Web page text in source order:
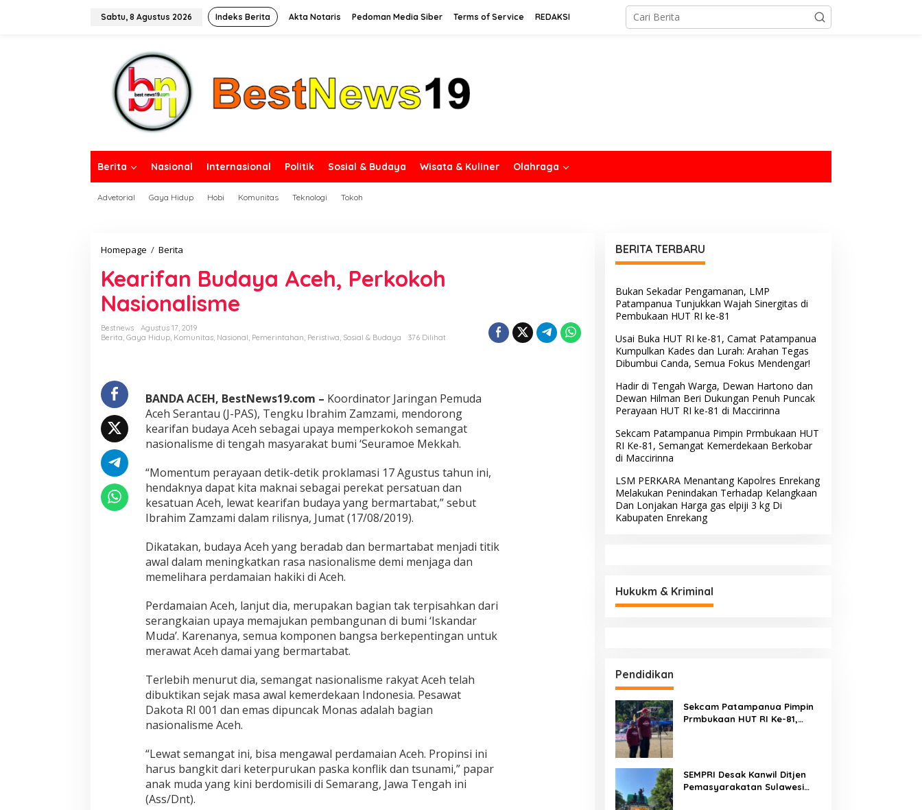
Sabtu, 8 Agustus 2026 Indeks Berita Akta Notaris Pedoman Media Siber Terms of Service REDAKSI
Berita Nasional Internasional Politik Sosial & Budaya Wisata & Kuliner Olahraga
Advetorial Gaya Hidup Hobi Komunitas Teknologi Tokoh
Homepage / Berita
a
i
f
a
n
y
a
c
e
,
P
r
k
k
o
h
N
s
i
o
n
a
i
s
m
e
Kearifan Budaya Aceh, Perkokoh
Nasionalisme
Bestnews
Agustus 17, 2019
Berita, Gaya Hidup, Komunitas, Nasional, Pemerintahan, Peristiwa, Sosial & Budaya 376 Dilihat
BANDA ACEH, BestNews19.com – Koordinator Jaringan Pemuda
Aceh Serantau (J-PAS), Tengku Ibrahim Zamzami, mendorong
kearifan budaya Aceh sebagai upaya memperkokoh semangat
nasionalisme di tengah masyarakat bumi ‘Seuramoe Mekkah.
“Momentum perayaan detik-detik proklamasi 17 Agustus tahun ini,
hendaknya dapat kita maknai sebagai perekat persatuan dan
kesatuan Aceh, lewat kearifan budaya yang bermartabat,” sebut
Ibrahim Zamzami dalam rilisnya, Jumat (17/08/2019).
Dikatakan, budaya Aceh yang beradab dan bermartabat menjadi titik
awal dalam meningkatkan rasa nasionalisme demi menjaga dan
memelihara perdamaian hakiki di Aceh.
Perdamaian Aceh, lanjut dia, merupakan bagian tak terpisahkan dari
serangkaian upaya memajukan pembangunan di bumi ‘Iskandar
Muda’. Karenanya, semua komponen bangsa berkepentingan untuk
merawat Aceh damai yang bermartabat.
Terlebih menurut dia, semangat nasionalisme rakyat Aceh telah
dibuktikan sejak masa awal kemerdekaan Indonesia. Pesawat
Dakota RI 001 dan emas dipuncak Monas adalah bagian
nasionalisme Aceh.
“Lewat semangat ini, bisa mengawal perdamaian Aceh. Propinsi ini
harus bangkit dari keterpurukan paska konflik dan tsunami,” papar
anak muda yang kini berdomisili di Semarang, Jawa Tengah ini
(Ass/Dnt).
BERITA TERBARU
Bukan Sekadar Pengamanan, LMP
Patampanua Tunjukkan Wajah Sinergitas di
Pembukaan HUT RI ke-81
Usai Buka HUT RI ke-81, Camat Patampanua
Kumpulkan Kades dan Lurah: Arahan Tegas
Dibumbui Canda, Semua Fokus Mendengar!
Hadir di Tengah Warga, Dewan Hartono dan
Dewan Hilman Beri Dukungan Penuh Puncak
Perayaan HUT RI ke-81 di Maccirinna
Sekcam Patampanua Pimpin Prmbukaan HUT
RI Ke-81, Semangat Kemerdekaan Berkobar
di Maccirinna
LSM PERKARA Menantang Kapolres Enrekang
Melakukan Penindakan Terhadap Kelangkaan
Dan Lonjakan Harga gas elpiji 3 kg Di
Kabupaten Enrekang
Hukukm & Kriminal
Pendidikan
Sekcam Patampanua Pimpin
Prmbukaan HUT RI Ke-81,
SEMPRI Desak Kanwil Ditjen
Pemasyarakatan Sulawesi